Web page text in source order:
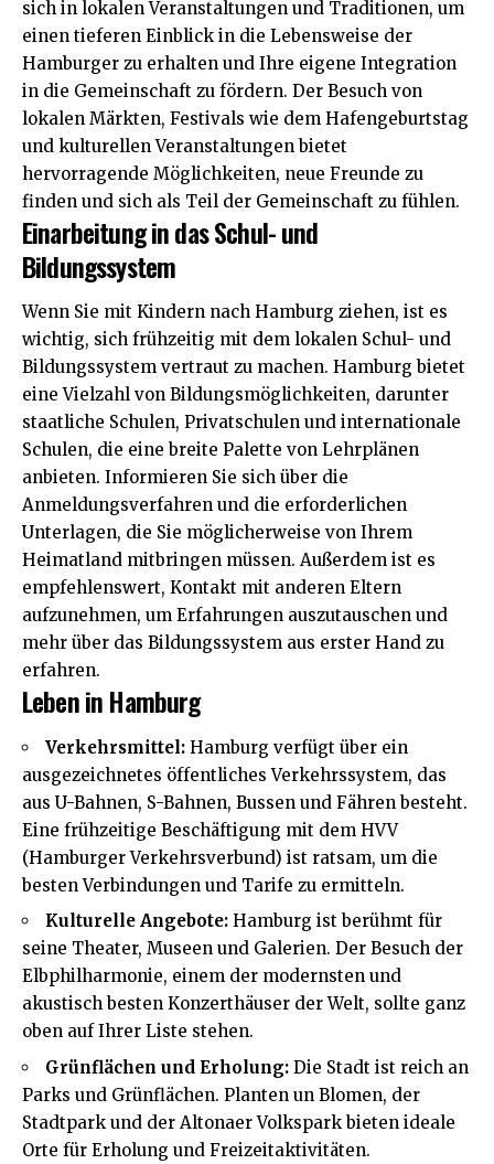
sich in lokalen Veranstaltungen und Traditionen, um
einen tieferen Einblick in die Lebensweise der
Hamburger zu erhalten und Ihre eigene Integration
in die Gemeinschaft zu fördern. Der Besuch von
lokalen Märkten, Festivals wie dem Hafengeburtstag
und kulturellen Veranstaltungen bietet
hervorragende Möglichkeiten, neue Freunde zu
finden und sich als Teil der Gemeinschaft zu fühlen.
Einarbeitung in das Schul- und
Bildungssystem
Wenn Sie mit Kindern nach Hamburg ziehen, ist es
wichtig, sich frühzeitig mit dem lokalen Schul- und
Bildungssystem vertraut zu machen. Hamburg bietet
eine Vielzahl von Bildungsmöglichkeiten, darunter
staatliche Schulen, Privatschulen und internationale
Schulen, die eine breite Palette von Lehrplänen
anbieten. Informieren Sie sich über die
Anmeldungsverfahren und die erforderlichen
Unterlagen, die Sie möglicherweise von Ihrem
Heimatland mitbringen müssen. Außerdem ist es
empfehlenswert, Kontakt mit anderen Eltern
aufzunehmen, um Erfahrungen auszutauschen und
mehr über das Bildungssystem aus erster Hand zu
erfahren.
Leben in Hamburg
Verkehrsmittel: Hamburg verfügt über ein
ausgezeichnetes öffentliches Verkehrssystem, das
aus U-Bahnen, S-Bahnen, Bussen und Fähren besteht.
Eine frühzeitige Beschäftigung mit dem HVV
(Hamburger Verkehrsverbund) ist ratsam, um die
besten Verbindungen und Tarife zu ermitteln.
Kulturelle Angebote: Hamburg ist berühmt für
seine Theater, Museen und Galerien. Der Besuch der
Elbphilharmonie, einem der modernsten und
akustisch besten Konzerthäuser der Welt, sollte ganz
oben auf Ihrer Liste stehen.
Grünflächen und Erholung: Die Stadt ist reich an
Parks und Grünflächen. Planten un Blomen, der
Stadtpark und der Altonaer Volkspark bieten ideale
Orte für Erholung und Freizeitaktivitäten.